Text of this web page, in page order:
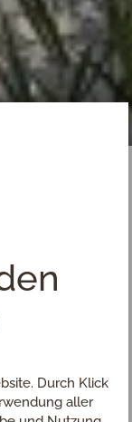
Durch Klick
aller